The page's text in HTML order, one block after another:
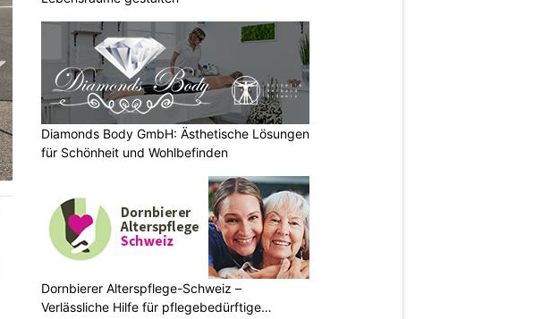
Diamonds Body GmbH: Ästhetische Lösungen
für Schönheit und Wohlbefinden
Dornbierer Alterspflege-Schweiz –
Verlässliche Hilfe für pflegebedürftige